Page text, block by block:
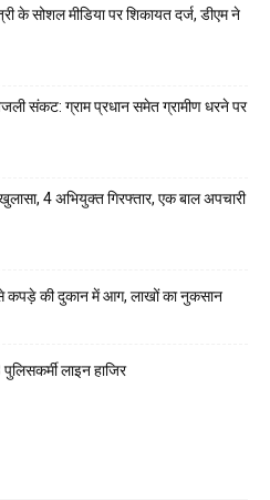
के सोशल मीडिया पर शिकायत दर्ज, डीएम ने
संकट: ग्राम प्रधान समेत ग्रामीण धरने पर
4 अभियुक्त गिरफ्तार, एक बाल अपचारी
कपड़े की दुकान में आग, लाखों का नुकसान
लाइन हाजिर